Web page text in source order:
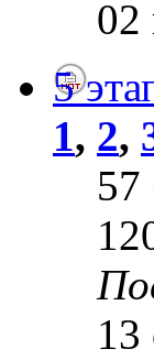
02
5
1, 2,
57
13